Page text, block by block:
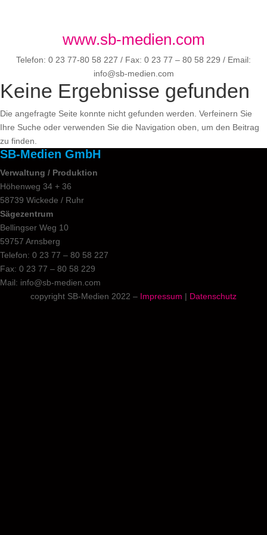
www.sb-medien.com
Telefon: 0 23 77-80 58 227 / Fax: 0 23 77 – 80 58 229 / Email:
info@sb-medien.com
Keine Ergebnisse gefunden
Die angefragte Seite konnte nicht gefunden werden. Verfeinern Sie
Ihre Suche oder verwenden Sie die Navigation oben, um den Beitrag
zu finden.
SB-Medien GmbH
Verwaltung / Produktion
Höhenweg 34 + 36
58739 Wickede / Ruhr
Sägezentrum
Bellingser Weg 10
59757 Arnsberg
Telefon: 0 23 77 – 80 58 227
Fax: 0 23 77 – 80 58 229
Mail: info@sb-medien.com
copyright SB-Medien 2022 – Impressum | Datenschutz